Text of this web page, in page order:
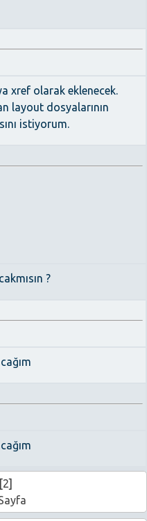
xref olarak eklenecek.
layout dosyalarının
istiyorum.
?
2]